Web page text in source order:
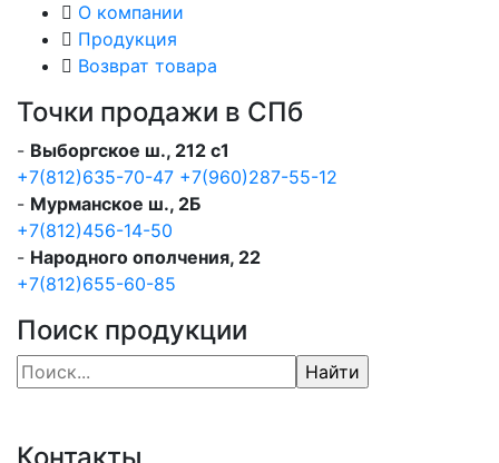
О компании
Продукция
Возврат товара
Точки продажи в СПб
- Выборгское ш., 212 с1
+7(812)635-70-47 +7(960)287-55-12
- Мурманское ш., 2Б
+7(812)456-14-50
- Народного ополчения, 22
+7(812)655-60-85
Поиск продукции